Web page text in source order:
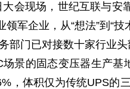
会现场，世纪互联与安
企业，从“想法”到“技
部门已对接数十家行业头
的固态变压器生产基
，体积仅为传统UPS的